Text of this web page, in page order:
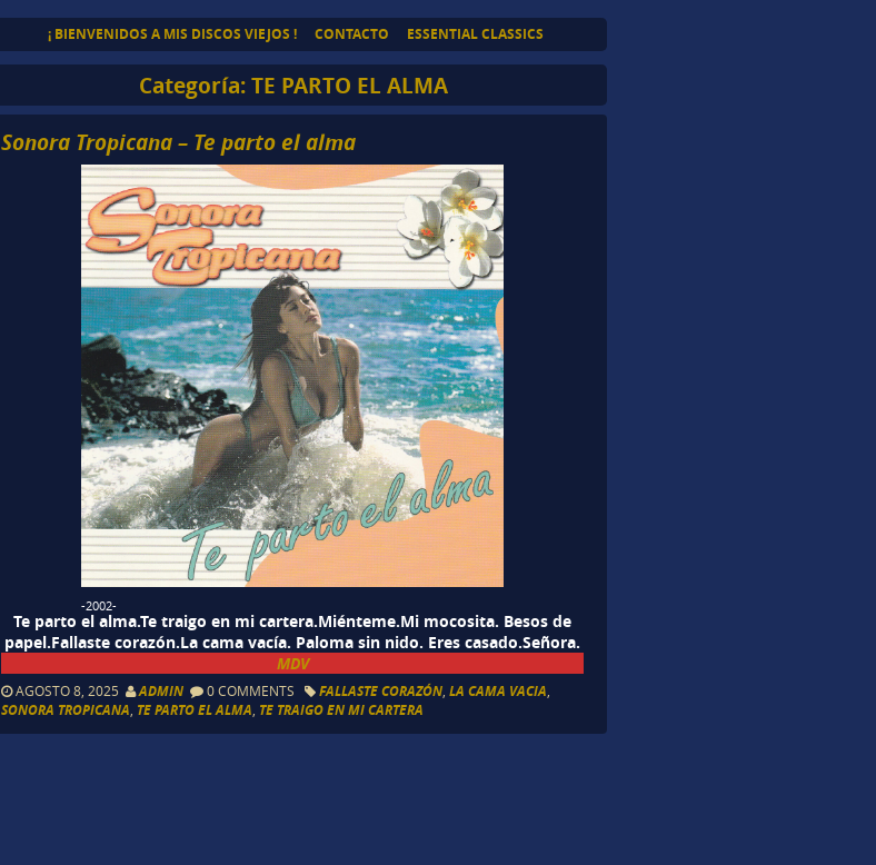
¡ BIENVENIDOS A MIS DISCOS VIEJOS ! CONTACTO ESSENTIAL CLASSICS
Categoría:TE PARTO EL ALMA
Sonora Tropicana – Te parto el alma
-2002-
Te parto el alma.Te traigo en mi cartera.Miénteme.Mi mocosita. Besos de
papel.Fallaste corazón.La cama vacía. Paloma sin nido. Eres casado.Señora.
MDV
AGOSTO 8, 2025 ADMIN 0 COMMENTS FALLASTE CORAZÓN ,LA CAMA VACIA
SONORA TROPICANA TE PARTO EL ALMA TE TRAIGO EN MI CARTERA